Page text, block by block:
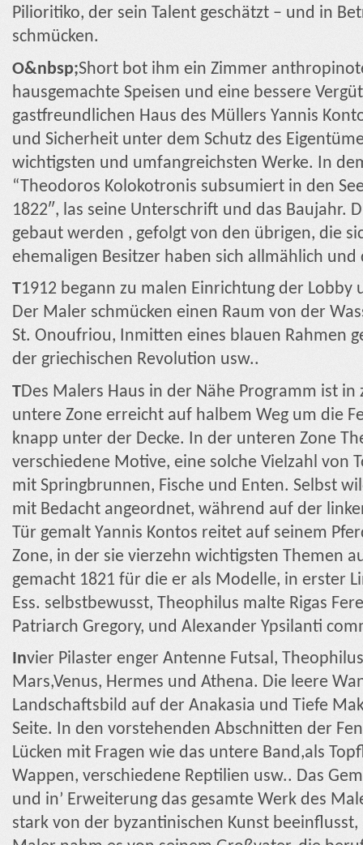
Pilioritiko, der sein Talent geschätzt – und in
schmücken.
Ο&nbsp;Short bot ihm ein Zimmer
hausgemachte Speisen und eine bessere
gastfreundlichen Haus des Müllers Yannis
und Sicherheit unter dem Schutz des
wichtigsten und umfangreichsten Werke. In
“Theodoros Kolokotronis subsumiert in den
1822″, las seine Unterschrift und das Baujahr.
gebaut werden , gefolgt von den übrigen, die
ehemaligen Besitzer haben sich allmählich
T1912 begann zu malen Einrichtung der Lobby
Der Maler schmücken einen Raum von der
St. Onoufriou, Inmitten eines blauen Rahmen
der griechischen Revolution usw..
TDes Malers Haus in der Nähe Programm ist
untere Zone erreicht auf halbem Weg um die
knapp unter der Decke. In der unteren Zone
verschiedene Motive, eine solche Vielzahl von
mit Springbrunnen, Fische und Enten. Selbst
mit Bedacht angeordnet, während auf der
Tür gemalt Yannis Kontos reitet auf seinem
Zone, in der sie vierzehn wichtigsten Themen
gemacht 1821 für die er als Modelle, in erster
Ess. selbstbewusst, Theophilus malte Rigas
Patriarch Gregory, und Alexander Ypsilanti
Invier Pilaster enger Antenne Futsal,
Mars,Venus, Hermes und Athena. Die leere
Landschaftsbild auf der Anakasia und Tiefe
Seite. In den vorstehenden Abschnitten der
Lücken mit Fragen wie das untere Band,als
Wappen, verschiedene Reptilien usw.. Das
und in’ Erweiterung das gesamte Werk des
stark von der byzantinischen Kunst